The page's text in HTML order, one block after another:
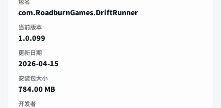
com.RoadburnGames.DriftRunner
当前版本
1.0.099
更新日期
2026-04-15
安装包大小
784.00 MB
开发者